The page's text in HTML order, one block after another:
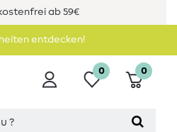
ab 59€
entdecken!
0 0